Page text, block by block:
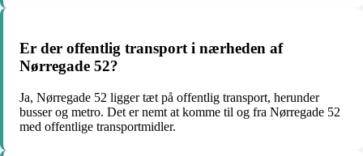
Er der offentlig transport i nærheden af
Nørregade 52?
Ja, Nørregade 52 ligger tæt på offentlig transport, herunder
busser og metro. Det er nemt at komme til og fra Nørregade 52
med offentlige transportmidler.